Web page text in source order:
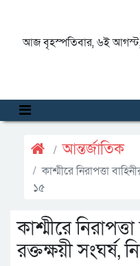
আজ বৃহস্পতিবার, ৬ই আগস্ট,
আন্তর্জাতিক
কাশ্মীরে নিরাপত্তা
১৫
কাশ্মীরে
রক্তক্ষয়ী সংঘর্ষ,